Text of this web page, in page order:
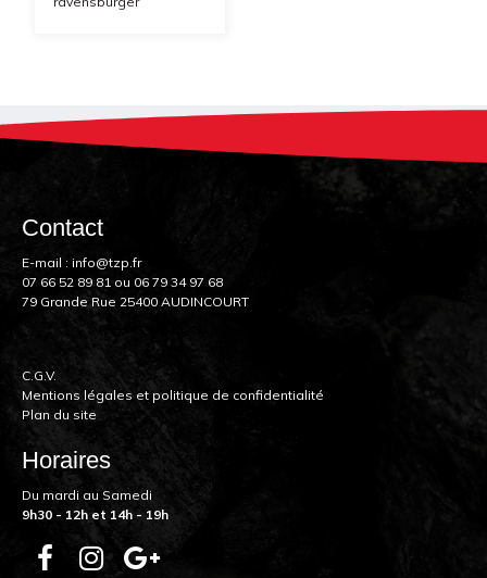
Contact
E-mail : info@tzp.fr
07 66 52 89 81 ou 06 79 34 97 68
79 Grande Rue 25400 AUDINCOURT
C.G.V.
Mentions légales et politique de confidentialité
Plan du site
Horaires
Du mardi au Samedi
9h30 - 12h et 14h - 19h